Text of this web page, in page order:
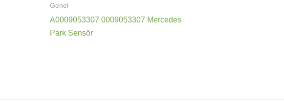
Genel
A0009053307 0009053307 Mercedes
Park Sensör